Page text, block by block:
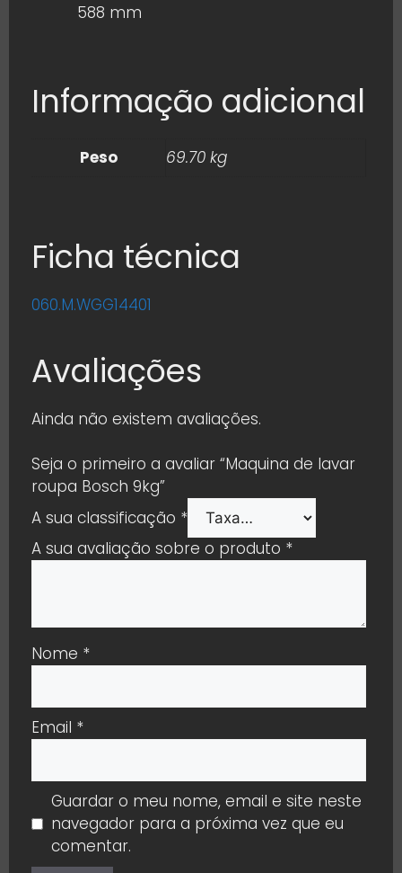
588 mm
Informação adicional
Peso 69.70 kg
Ficha técnica
060.M.WGG14401
Avaliações
Ainda não existem avaliações.
Seja o primeiro a avaliar “Maquina de lavar
roupa Bosch 9kg”
A sua classificação *
A sua avaliação sobre o produto *
Nome *
Email *
Guardar o meu nome, email e site neste
navegador para a próxima vez que eu
comentar.